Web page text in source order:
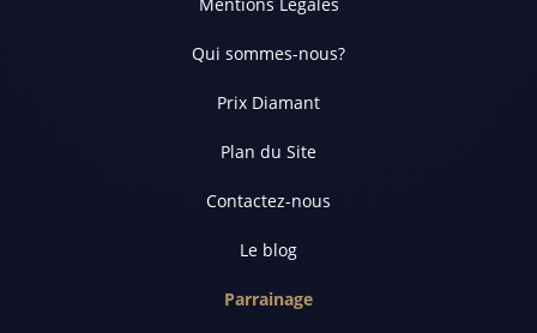
Qui sommes-nous?
Prix Diamant
Plan du Site
Contactez-nous
Le blog
Parrainage